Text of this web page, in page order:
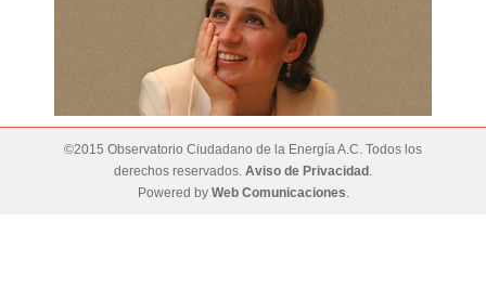
©2015 Observatorio Ciudadano de la Energía A.C. Todos los
derechos reservados. Aviso de Privacidad .
Powered by Web Comunicaciones.